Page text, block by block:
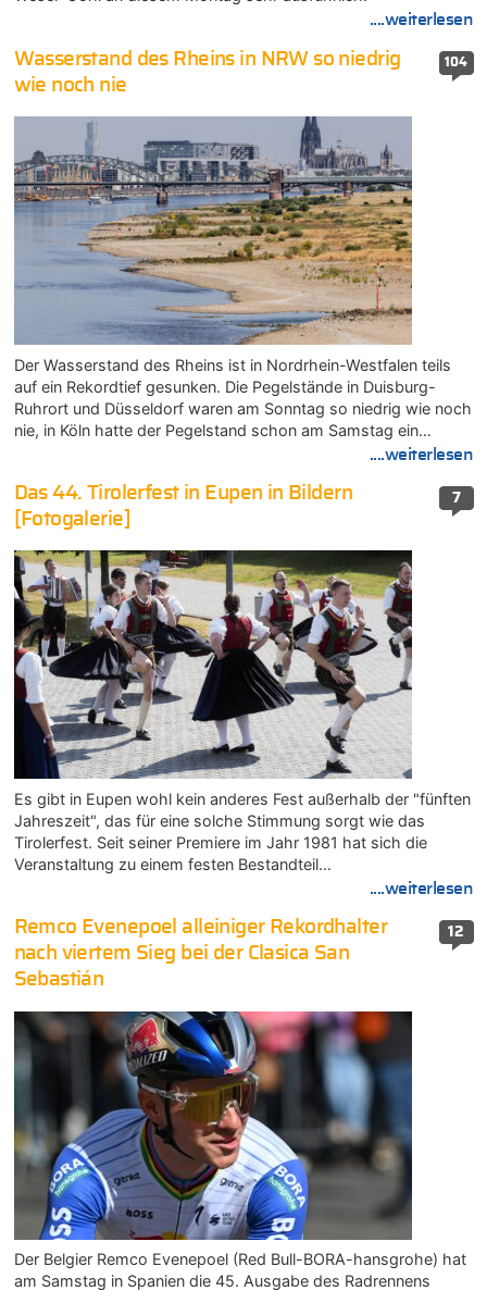
....weiterlesen
104
Wasserstand des Rheins in NRW so niedrig
wie noch nie
Der Wasserstand des Rheins ist in Nordrhein-Westfalen teils
auf ein Rekordtief gesunken. Die Pegelstände in Duisburg-
Ruhrort und Düsseldorf waren am Sonntag so niedrig wie noch
nie, in Köln hatte der Pegelstand schon am Samstag ein…
....weiterlesen
7
Das 44. Tirolerfest in Eupen in Bildern
[Fotogalerie]
Es gibt in Eupen wohl kein anderes Fest außerhalb der "fünften
Jahreszeit", das für eine solche Stimmung sorgt wie das
Tirolerfest. Seit seiner Premiere im Jahr 1981 hat sich die
Veranstaltung zu einem festen Bestandteil…
....weiterlesen
12
Remco Evenepoel alleiniger Rekordhalter
nach viertem Sieg bei der Clasica San
Sebastián
Der Belgier Remco Evenepoel (Red Bull-BORA-hansgrohe) hat
am Samstag in Spanien die 45. Ausgabe des Radrennens